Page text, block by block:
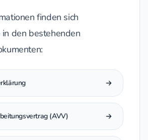
finden sich
den bestehenden
(AVV)